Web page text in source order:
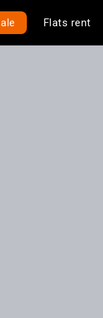
Flats rent